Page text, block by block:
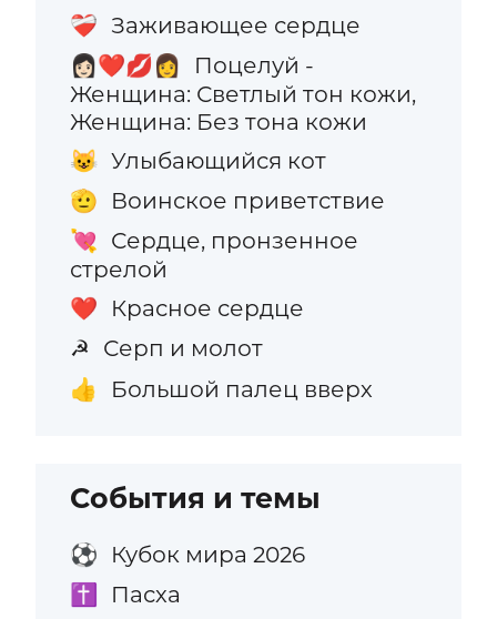
❤️‍🩹 Заживающее сердце
👩🏻‍❤️‍💋‍👩
Поцелуй -
Женщина: Светлый тон кожи,
Женщина: Без тона кожи
😺 Улыбающийся кот
🫡 Воинское приветствие
💘 Сердце, пронзенное
стрелой
❤️ Красное сердце
☭ Серп и молот
👍 Большой палец вверх
События и темы
⚽ Кубок мира 2026
✝️ Пасха